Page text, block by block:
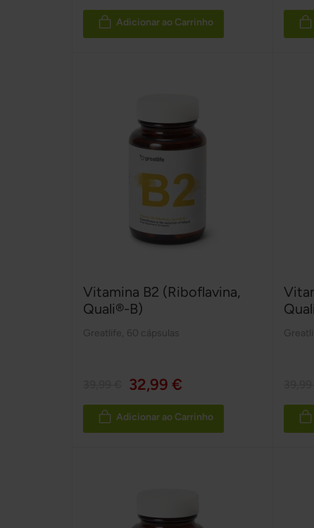
Adicionar ao Carrinho
Vitamina B2 (Riboflavina,
Quali®-B)
Greatlife 60 cápsulas
32,99 €
Adicionar ao Carrinho